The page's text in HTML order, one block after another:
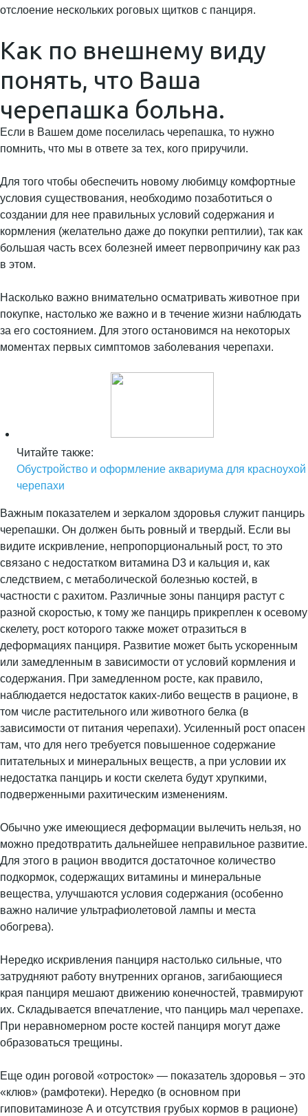
отслоение нескольких роговых щитков с панциря.
Как по внешнему виду
понять, что Ваша
черепашка больна.
Если в Вашем доме поселилась черепашка, то нужно
помнить, что мы в ответе за тех, кого приручили.
Для того чтобы обеспечить новому любимцу комфортные
условия существования, необходимо позаботиться о
создании для нее правильных условий содержания и
кормления (желательно даже до покупки рептилии), так как
большая часть всех болезней имеет первопричину как раз
в этом.
Насколько важно внимательно осматривать животное при
покупке, настолько же важно и в течение жизни наблюдать
за его состоянием. Для этого остановимся на некоторых
моментах первых симптомов заболевания черепахи.
Читайте также:
Обустройство и оформление аквариума для красноухой
черепахи
Важным показателем и зеркалом здоровья служит панцирь
черепашки. Он должен быть ровный и твердый. Если вы
видите искривление, непропорциональный рост, то это
связано с недостатком витамина D3 и кальция и, как
следствием, с метаболической болезнью костей, в
частности с рахитом. Различные зоны панциря растут с
разной скоростью, к тому же панцирь прикреплен к осевому
скелету, рост которого также может отразиться в
деформациях панциря. Развитие может быть ускоренным
или замедленным в зависимости от условий кормления и
содержания. При замедленном росте, как правило,
наблюдается недостаток каких-либо веществ в рационе, в
том числе растительного или животного белка (в
зависимости от питания черепахи). Усиленный рост опасен
там, что для него требуется повышенное содержание
питательных и минеральных веществ, а при условии их
недостатка панцирь и кости скелета будут хрупкими,
подверженными рахитическим изменениям.
Обычно уже имеющиеся деформации вылечить нельзя, но
можно предотвратить дальнейшее неправильное развитие.
Для этого в рацион вводится достаточное количество
подкормок, содержащих витамины и минеральные
вещества, улучшаются условия содержания (особенно
важно наличие ультрафиолетовой лампы и места
обогрева).
Нередко искривления панциря настолько сильные, что
затрудняют работу внутренних органов, загибающиеся
края панциря мешают движению конечностей, травмируют
их. Складывается впечатление, что панцирь мал черепахе.
При неравномерном росте костей панциря могут даже
образоваться трещины.
Еще один роговой «отросток» — показатель здоровья – это
«клюв» (рамфотеки). Нередко (в основном при
гиповитаминозе А и отсутствия грубых кормов в рационе)